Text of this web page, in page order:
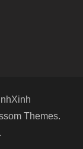
Themes.
.